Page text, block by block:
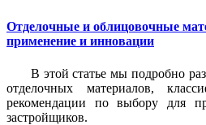
Отделочные и облицовочные
применение и инновации
В этой статье мы подробно
отделочных материалов,
рекомендации по выбору для
застройщиков.